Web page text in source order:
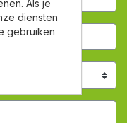
Als je
diensten
gebruiken